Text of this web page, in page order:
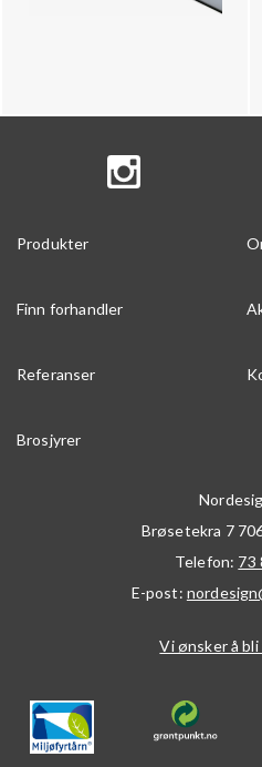
Produkter
Finn forhandler
Referanser
Brosjyrer
Brøsetekra 7
Telefon: 73
E-post:
Vi ønsker å